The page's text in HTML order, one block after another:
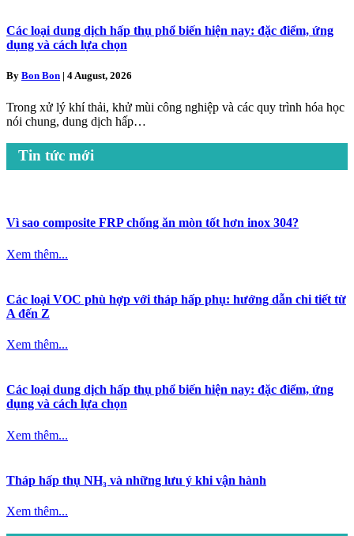
Các loại dung dịch hấp thụ phổ biến hiện nay: đặc điểm, ứng
dụng và cách lựa chọn
By Bon Bon | 4 August, 2026
Trong xử lý khí thải, khử mùi công nghiệp và các quy trình hóa học
nói chung, dung dịch hấp…
Tin tức mới
Vì sao composite FRP chống ăn mòn tốt hơn inox 304?
Xem thêm...
Các loại VOC phù hợp với tháp hấp phụ: hướng dẫn chi tiết từ
A đến Z
Xem thêm...
Các loại dung dịch hấp thụ phổ biến hiện nay: đặc điểm, ứng
dụng và cách lựa chọn
Xem thêm...
Tháp hấp thụ NH₃ và những lưu ý khi vận hành
Xem thêm...